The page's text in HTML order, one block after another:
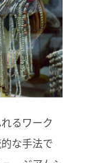
るワーク
な手法で